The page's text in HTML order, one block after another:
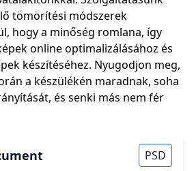
tömörítési módszerek
hogy a minőség romlana, így
online optimalizálásához és
készítéséhez. Nyugodjon meg,
a készülékén maradnak, soha
és senki más nem fér
PSD